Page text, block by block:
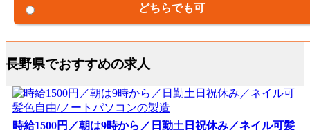
どちらでも可
長野県でおすすめの求人
時給1500円／朝は9時から／日勤土日祝休み／ネイル可髪